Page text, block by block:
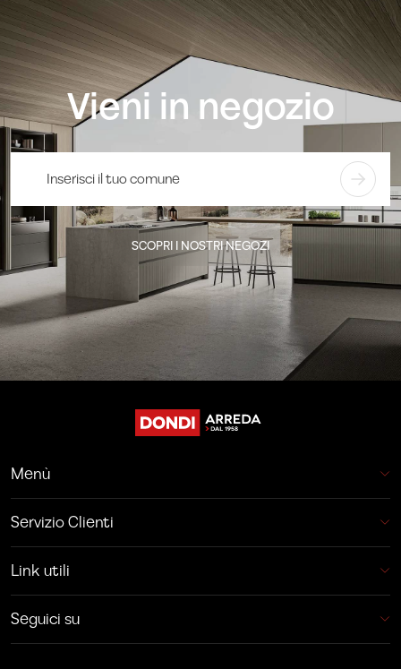
Vieni in negozio
SCOPRI I NOSTRI NEGOZI
Menù
Servizio Clienti
Link utili
Seguici su